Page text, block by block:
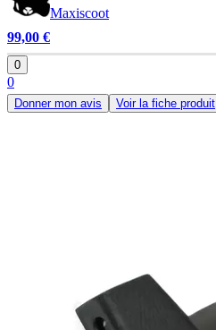
Maxiscoot
99,00 €
0
0
Donner mon avis Voir la fiche produit